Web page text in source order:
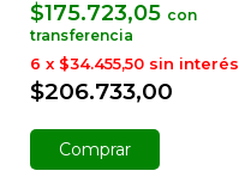
$175.723,05 con
$206.733,00
6 x $34.455,50 sin interés
Comprar